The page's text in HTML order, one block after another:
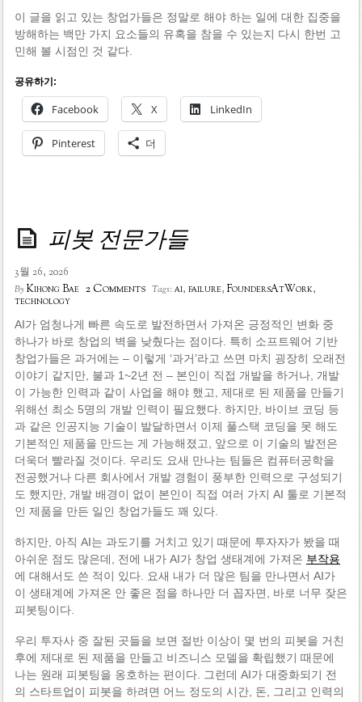
이 글을 읽고 있는 창업가들은 정말로 해야 하는 일에 대한 집중을
방해하는 백만 가지 요소들의 유혹을 참을 수 있는지 다시 한번 고
민해 볼 시점인 것 같다.
공유하기:
Facebook X LinkedIn
Pinterest 더
피봇 전문가들
3월 26, 2026
ByKihong Bae 2 Comments Tags:ai, failure, FoundersAtWork,
technology
AI가 엄청나게 빠른 속도로 발전하면서 가져온 긍정적인 변화 중
하나가 바로 창업의 벽을 낮췄다는 점이다. 특히 소프트웨어 기반
창업가들은 과거에는 – 이렇게 ‘과거’라고 쓰면 마치 굉장히 오래전
이야기 같지만, 불과 1~2년 전 – 본인이 직접 개발을 하거나, 개발
이 가능한 인력과 같이 사업을 해야 했고, 제대로 된 제품을 만들기
위해선 최소 5명의 개발 인력이 필요했다. 하지만, 바이브 코딩 등
과 같은 인공지능 기술이 발달하면서 이제 풀스택 코딩을 못 해도
기본적인 제품을 만드는 게 가능해졌고, 앞으로 이 기술의 발전은
더욱더 빨라질 것이다. 우리도 요새 만나는 팀들은 컴퓨터공학을
전공했거나 다른 회사에서 개발 경험이 풍부한 인력으로 구성되기
도 했지만, 개발 배경이 없이 본인이 직접 여러 가지 AI 툴로 기본적
인 제품을 만든 일인 창업가들도 꽤 있다.
하지만, 아직 AI는 과도기를 거치고 있기 때문에 투자자가 봤을 때
아쉬운 점도 많은데, 전에 내가 AI가 창업 생태계에 가져온 부작용
에 대해서도 쓴 적이 있다. 요새 내가 더 많은 팀을 만나면서 AI가
이 생태계에 가져온 안 좋은 점을 하나만 더 꼽자면, 바로 너무 잦은
피봇팅이다.
우리 투자사 중 잘된 곳들을 보면 절반 이상이 몇 번의 피봇을 거친
후에 제대로 된 제품을 만들고 비즈니스 모델을 확립했기 때문에
나는 원래 피봇팅을 옹호하는 편이다. 그런데 AI가 대중화되기 전
의 스타트업이 피봇을 하려면 어느 정도의 시간, 돈, 그리고 인력의